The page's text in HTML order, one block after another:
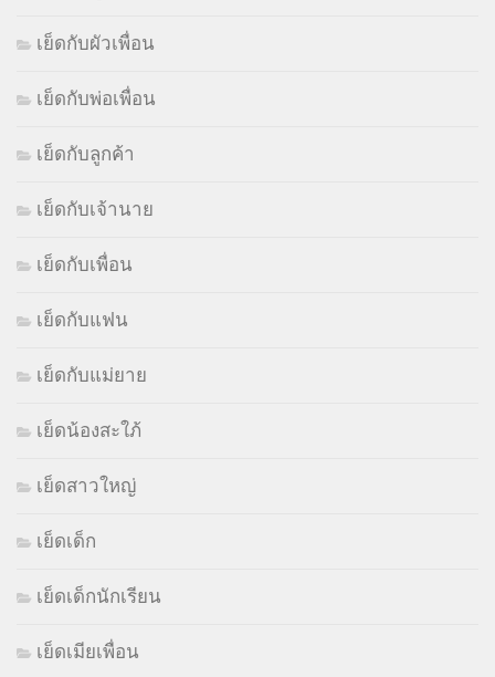
เย็ดกับผัวเพื่อน
เย็ดกับพ่อเพื่อน
เย็ดกับลูกค้า
เย็ดกับเจ้านาย
เย็ดกับเพื่อน
เย็ดกับแฟน
เย็ดกับแม่ยาย
เย็ดน้องสะใภ้
เย็ดสาวใหญ่
เย็ดเด็ก
เย็ดเด็กนักเรียน
เย็ดเมียเพื่อน